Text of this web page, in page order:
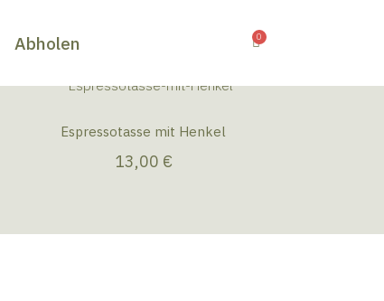
Abholen 0
Espressotasse mit Henkel
13,00 €